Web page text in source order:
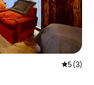
5 (3)